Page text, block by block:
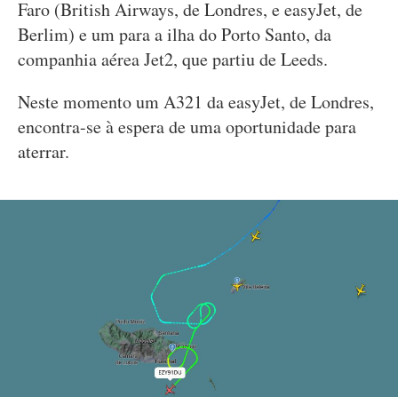
Faro (British Airways, de Londres, e easyJet, de
Berlim) e um para a ilha do Porto Santo, da
companhia aérea Jet2, que partiu de Leeds.
Neste momento um A321 da easyJet, de Londres,
encontra-se à espera de uma oportunidade para
aterrar.